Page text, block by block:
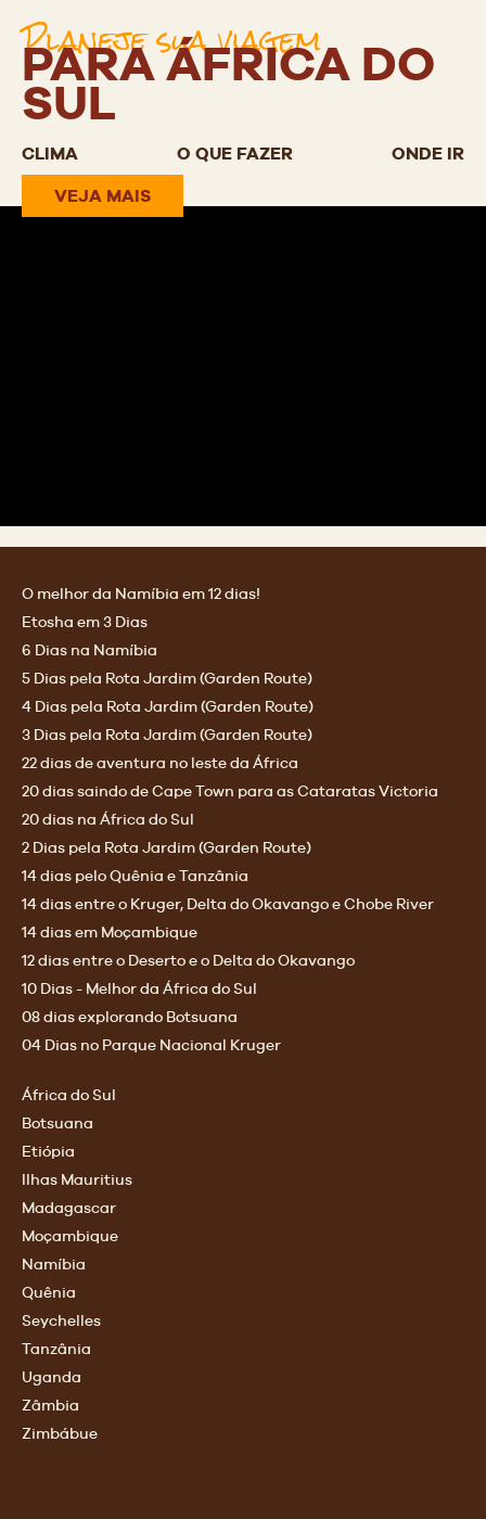
Planeje sua viagem
PARA ÁFRICA DO
SUL
CLIMA O QUE FAZER ONDE IR
VEJA MAIS
O melhor da Namíbia em 12 dias!
Etosha em 3 Dias
6 Dias na Namíbia
5 Dias pela Rota Jardim (Garden Route)
4 Dias pela Rota Jardim (Garden Route)
3 Dias pela Rota Jardim (Garden Route)
22 dias de aventura no leste da África
20 dias saindo de Cape Town para as Cataratas Victoria
20 dias na África do Sul
2 Dias pela Rota Jardim (Garden Route)
14 dias pelo Quênia e Tanzânia
14 dias entre o Kruger, Delta do Okavango e Chobe River
14 dias em Moçambique
12 dias entre o Deserto e o Delta do Okavango
10 Dias - Melhor da África do Sul
08 dias explorando Botsuana
04 Dias no Parque Nacional Kruger
África do Sul
Botsuana
Etiópia
Ilhas Mauritius
Madagascar
Moçambique
Namíbia
Quênia
Seychelles
Tanzânia
Uganda
Zâmbia
Zimbábue